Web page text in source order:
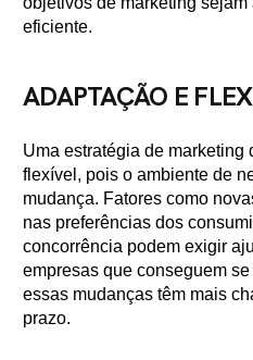
eficiente.
ADAPTAÇÃO E
Uma estratégia de marketing
flexível, pois o ambiente de
mudança. Fatores como
nas preferências dos
concorrência podem exigir
empresas que conseguem
essas mudanças têm mais
prazo.